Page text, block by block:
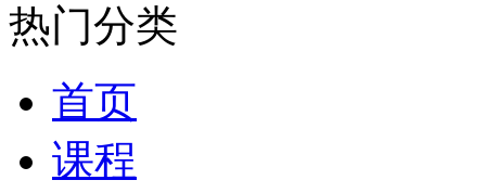
热门分类
首页
课程